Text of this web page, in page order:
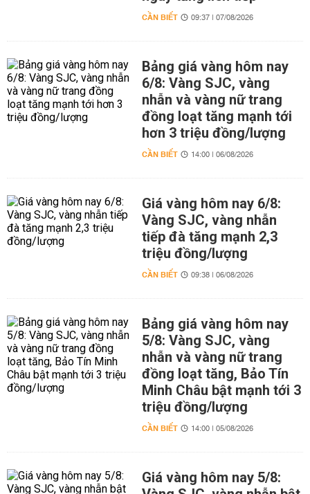
CẦN BIẾT 09:37 | 07/08/2026
Bảng giá vàng hôm nay
6/8: Vàng SJC, vàng
nhẫn và vàng nữ trang
đồng loạt tăng mạnh tới
hơn 3 triệu đồng/lượng
CẦN BIẾT 14:00 | 06/08/2026
Giá vàng hôm nay 6/8:
Vàng SJC, vàng nhẫn
tiếp đà tăng mạnh 2,3
triệu đồng/lượng
CẦN BIẾT 09:38 | 06/08/2026
Bảng giá vàng hôm nay
5/8: Vàng SJC, vàng
nhẫn và vàng nữ trang
đồng loạt tăng, Bảo Tín
Minh Châu bật mạnh tới 3
triệu đồng/lượng
CẦN BIẾT 14:00 | 05/08/2026
Giá vàng hôm nay 5/8: